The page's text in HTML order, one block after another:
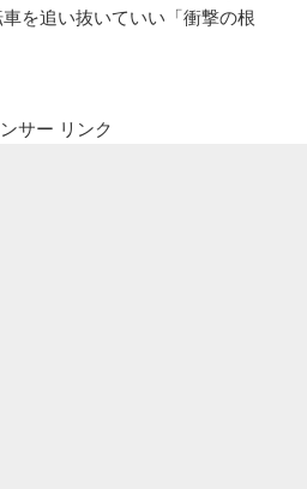
を追い抜いていい「衝撃の根
サー リンク